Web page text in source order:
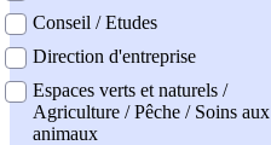
Conseil / Etudes
Direction d'entreprise
Espaces verts et naturels /
Agriculture / Pêche / Soins aux
animaux